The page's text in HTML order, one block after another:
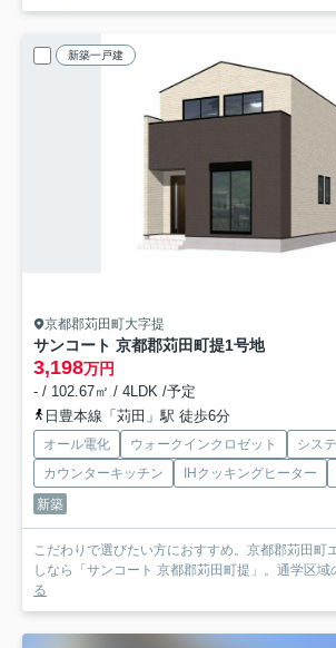
新築一戸建
京都郡苅田町大字提
サンコート 京都郡苅田町提1号地
3,198万円
- / 102.67㎡ / 4LDK /予定
日豊本線「苅田」駅 徒歩6分
オール電化 ウォークインクロゼット
シス
カウンターキッチン
IHクッキングヒーター
新築
こだわりで選びたい方におすすめ。京都郡苅田町
しなら「サンコート 京都郡苅田町提」。通学区域
る